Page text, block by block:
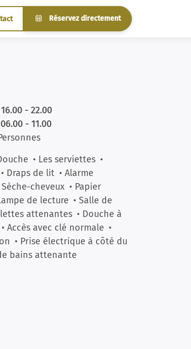
Réservez directement
16.00 - 22.00
06.00 - 11.00
• Les serviettes •
• Draps de lit • Alarme
Sèche-cheveux • Papier
de lecture • Salle de
attenantes • Douche à
• Accès avec clé normale •
• Prise électrique à côté du
bains attenante